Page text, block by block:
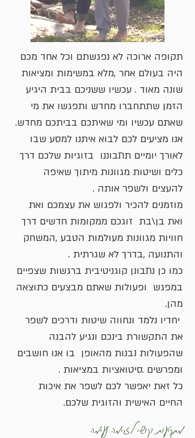
תקופה ארוכה לא נפגשתם וכל אחד מכם
היה בעולם אחר ,מלא במשימות ומציאות
שונה מאוד . עכשיו ששניכם בבית היגיע
הזמן שתתחברו מחדש ותפגשו את מי
שאתם עכשיו ומי שאיתכם בביתכם מחדש.
אנו מציעים לכם לבוא איתנו למסע שבו
לאורך יומיים תתבוננו בזוגיות שלכם דרך
כלים ושיטות מגוונות מיתוך שאיפה
להעצים ולשפר אותה .
מוזמנים להכיר ולפגוש את עצמכם ואת
ואת בן\בת זוגכם ממקומות חדשים דרך
חוויות מגוונות מעולמות הטבע ,המשחק
והתנועה ,בדרך לא שגרתית .
כמו כן נתבונן קוגניטיבית ברגשות שצפיים
במפגש ופעולות שאתם מבצעים כתוצאה
מהן.
יחדיו נלמד ונחווה שיטות ודרכים לשפר
את התקשורת בינכם ונגיע להבנה
שהפעולות נבנות מהאופן בו אנו חושבים
ומפרשים .סיטואציות במציאות .
כל זאת יאפשר לכם לשפר את איכות
החיים האישית והזוגית שלכם.
מתקיעות וקושי לזרימה נעימה